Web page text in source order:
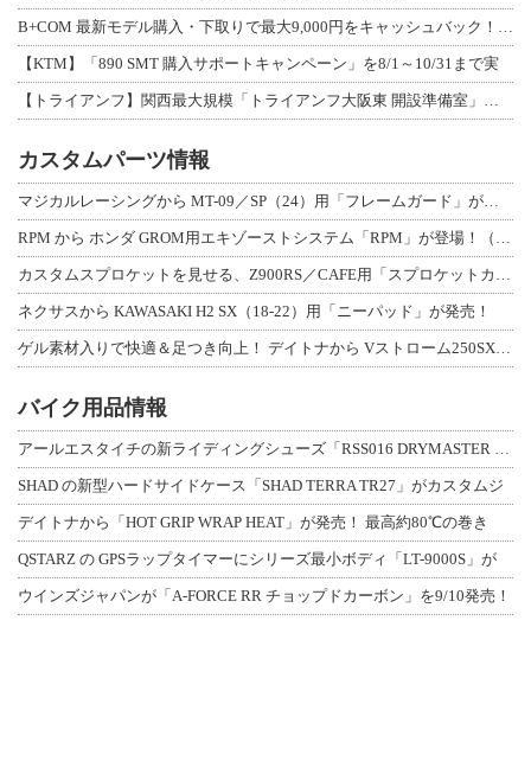
【KTM】「890 SMT 購入サポートキャンペーン」を8/1～10/31まで実
カスタムパーツ情報
ネクサスから KAWASAKI H2 SX（18-22）用「ニーパッド」が発売！
バイク用品情報
SHAD の新型ハードサイドケース「SHAD TERRA TR27」がカスタムジ
デイトナから「HOT GRIP WRAP HEAT」が発売！ 最高約80℃の巻き
QSTARZ の GPSラップタイマーにシリーズ最小ボディ「LT-9000S」が
ウインズジャパンが「A-FORCE RR チョップドカーボン」を9/10発売！